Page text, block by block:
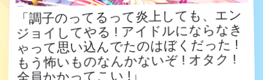
「調子のってるって炎上しても、エン
ジョイしてやる ! アイドルにならなき
ゃって思い込んでたのはぼくだった !
もう怖いものなんかないぞ ! オタク !
全員かかってこい !」
「調子のってるって炎上しても、エン
ジョイしてやる ! アイドルにならなき
ゃって思い込んでたのはぼくだった !
もう怖いものなんかないぞ ! オタク !